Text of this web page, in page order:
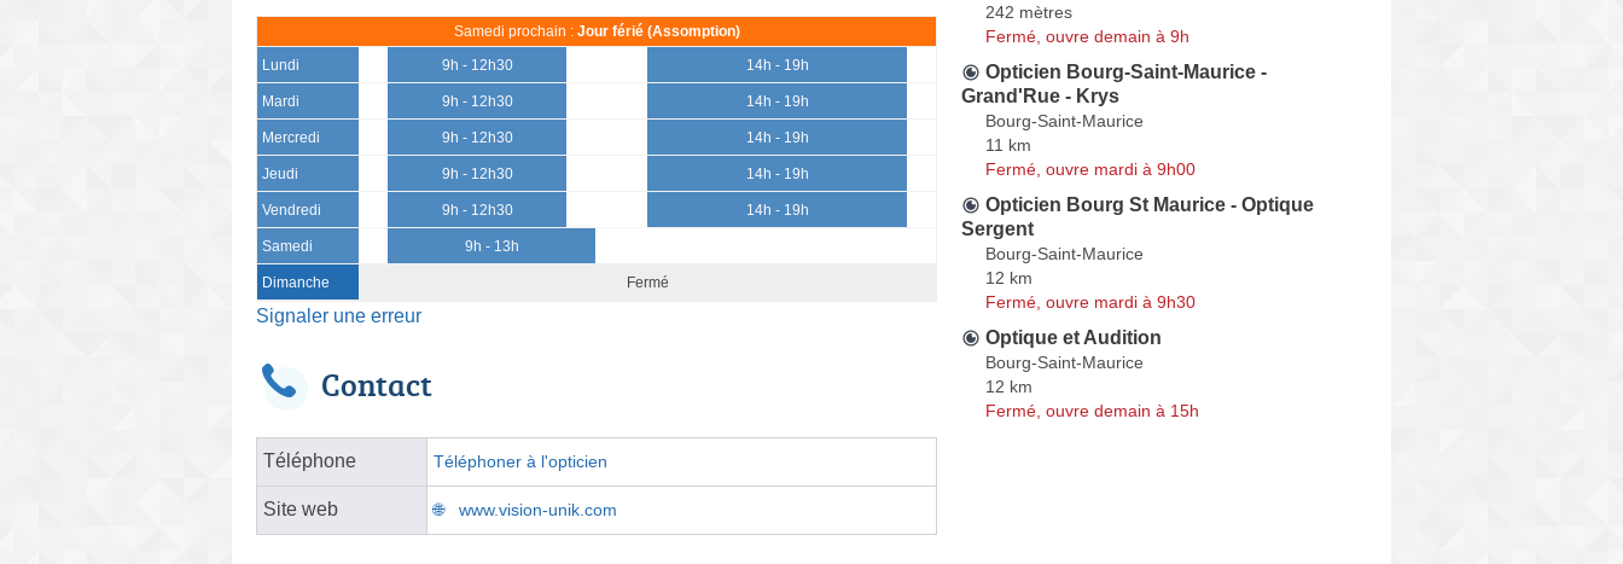
Samedi prochain : Jour férié (Assomption)
Lundi 9h - 12h30 14h - 19h
Mardi 9h - 12h30 14h - 19h
Mercredi 9h - 12h30 14h - 19h
Jeudi 9h - 12h30 14h - 19h
Vendredi 9h - 12h30 14h - 19h
Samedi 9h - 13h
Dimanche Fermé
Signaler une erreur
Contact
Téléphone Téléphoner à l'opticien
Site web www.vision-unik.com
242 mètres
Fermé, ouvre demain à 9h
Opticien Bourg-Saint-Maurice -
Grand'Rue - Krys
Bourg-Saint-Maurice
11 km
Fermé, ouvre mardi à 9h00
Opticien Bourg St Maurice - Optique
Sergent
Bourg-Saint-Maurice
12 km
Fermé, ouvre mardi à 9h30
Optique et Audition
Bourg-Saint-Maurice
12 km
Fermé, ouvre demain à 15h